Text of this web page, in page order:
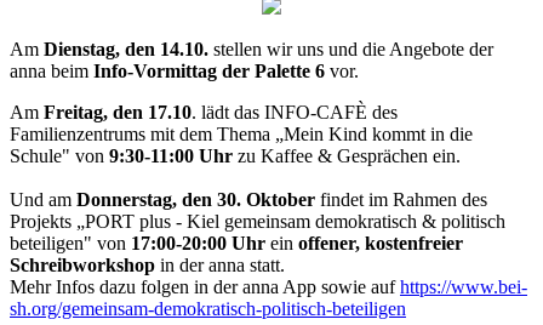
Am Dienstag, den 14.10. stellen wir uns und die Angebote der
anna beim Info-Vormittag der Palette 6 vor.
Am Freitag, den 17.10. lädt das INFO-CAFÈ des
Familienzentrums mit dem Thema „Mein Kind kommt in die
Schule" von 9:30-11:00 Uhr zu Kaffee & Gesprächen ein.
Und am Donnerstag, den 30. Oktober findet im Rahmen des
Projekts „PORT plus - Kiel gemeinsam demokratisch & politisch
beteiligen" von 17:00-20:00 Uhr ein offener, kostenfreier
Schreibworkshop in der anna statt.
Mehr Infos dazu folgen in der anna App sowie aufhttps://www.bei-
sh.org/gemeinsam-demokratisch-politisch-beteiligen